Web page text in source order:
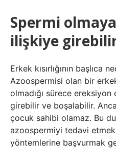
Spermi
ilişkiye
Erkek kısırlığının başlıca
Azoospermisi olan bir
olmadığı sürece
girebilir ve boşalabilir.
çocuk sahibi olamaz. Bu
azoospermiyi tedavi
yöntemlerine başvurmak